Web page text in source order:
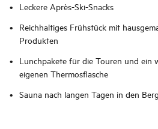
Leckere Après-Ski-Snacks
Reichhaltiges Frühstück mit
Produkten
Lunchpakete für die Touren und ein
eigenen Thermosflasche
Sauna nach langen Tagen in den